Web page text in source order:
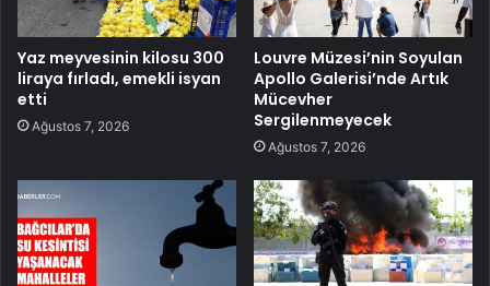
Yaz meyvesinin kilosu 300
liraya fırladı, emekli isyan
etti
Ağustos 7, 2026
Louvre Müzesi’nin Soyulan
Apollo Galerisi’nde Artık
Mücevher
Sergilenmeyecek
Ağustos 7, 2026